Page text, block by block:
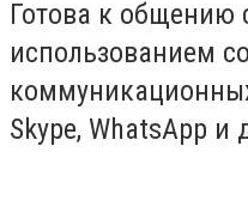
Готова к общению
использованием
Skype, WhatsApp и